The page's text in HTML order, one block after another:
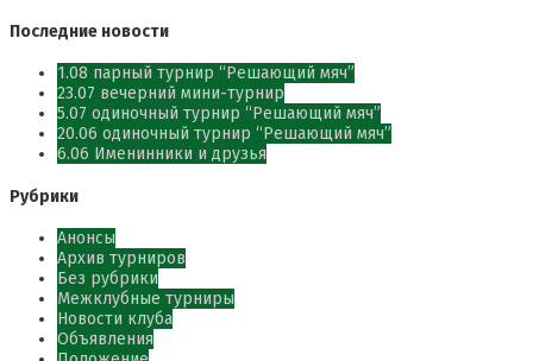
Последние новости
1.08 парный турнир “Решающий мяч”
23.07 вечерний мини-турнир
5.07 одиночный турнир “Решающий мяч”
20.06 одиночный турнир “Решающий мяч”
6.06 Именинники и друзья
Рубрики
Анонсы
Архив турниров
Без рубрики
Межклубные турниры
Новости клуба
Объявления